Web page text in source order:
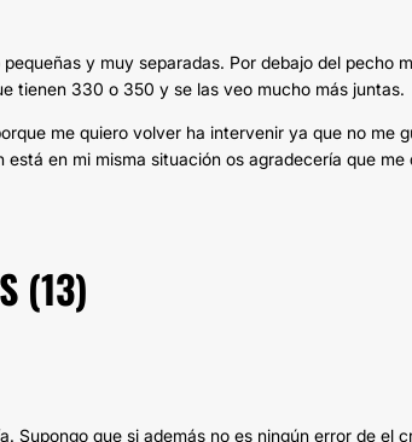
y muy separadas. Por debajo del pecho
tienen 330 o 350 y se las veo mucho más juntas.
me quiero volver ha intervenir ya que no me
está en mi misma situación os agradecería que
(13)
Supongo que si además no es ningún error de